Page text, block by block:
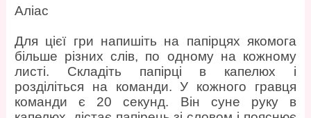
Аліас
Для цієї гри напишіть на папірцях якомога
більше різних слів, по одному на кожному
листі. Складіть папірці в капелюх і
розділіться на команди. У кожного гравця
команди є 20 секунд. Він суне руку в